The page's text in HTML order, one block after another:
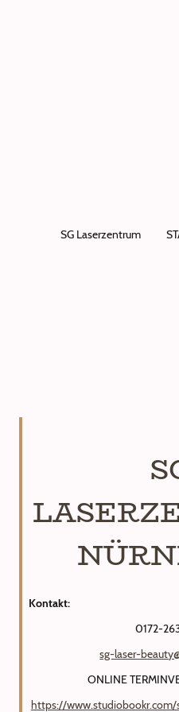
SG Laserzentrum
Kontakt:
0172-
sg-laser-
ONLINE
https://